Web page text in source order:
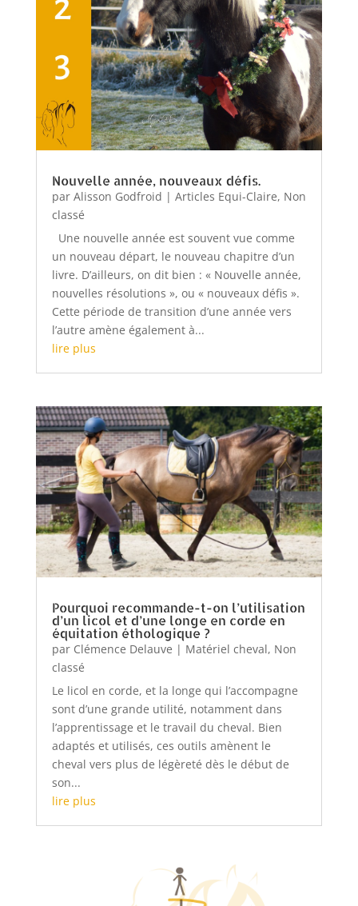
Nouvelle année, nouveaux défis.
par Alisson Godfroid | Articles Equi-Claire, Non
classé
Une nouvelle année est souvent vue comme
un nouveau départ, le nouveau chapitre d’un
livre. D’ailleurs, on dit bien : « Nouvelle année,
nouvelles résolutions », ou « nouveaux défis ».
Cette période de transition d’une année vers
l’autre amène également à...
lire plus
Pourquoi recommande-t-on l’utilisation
d’un licol et d’une longe en corde en
équitation éthologique ?
par Clémence Delauve | Matériel cheval, Non
classé
Le licol en corde, et la longe qui l’accompagne
sont d’une grande utilité, notamment dans
l’apprentissage et le travail du cheval. Bien
adaptés et utilisés, ces outils amènent le
cheval vers plus de légèreté dès le début de
son...
lire plus